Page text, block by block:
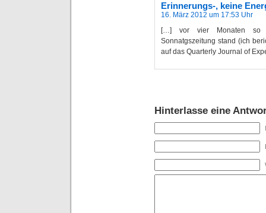
Erinnerungs-, keine
16. März 2012 um 17:53 Uhr
[…] vor vier Monaten so
Sonnatgszeitung stand (ich
auf das Quarterly Journal of
Hinterlasse eine